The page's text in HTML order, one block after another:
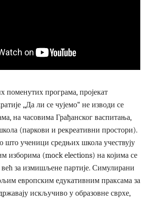
поменутих програма, пројекат
,,Да ли се чујемо“ не изводи се
на часовима Грађанског васпитања,
(паркови и рекреативни простори).
што ученици средњих школа учествују
изборима (mock elections) на којима се
већ за измишљене партије. Симулирани
европским едукативним праксама за
искључиво у образовне сврхе,